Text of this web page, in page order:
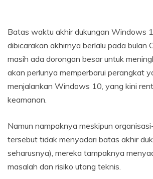
Batas waktu akhir dukungan Windows
dibicarakan akhirnya berlalu pada bulan
masih ada dorongan besar untuk
akan perlunya memperbarui perangkat
menjalankan Windows 10, yang kini
keamanan.
Namun nampaknya meskipun
tersebut tidak menyadari batas akhir
seharusnya), mereka tampaknya
masalah dan risiko utang teknis.